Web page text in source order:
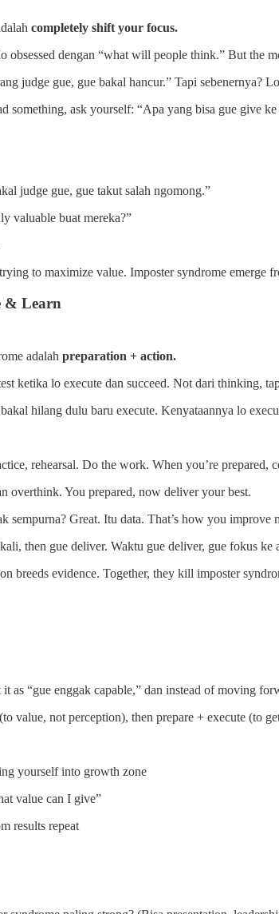
completely shift your focus.
obsessed dengan “what will people think.” But the
judge gue, gue bakal hancur.” Tapi sebenernya?
something, ask yourself: “Apa yang bisa gue give
judge gue, gue takut salah ngomong.”
valuable buat mereka?”
to maximize value. Imposter syndrome emerge
& Learn
adalah preparation + action.
ketika lo execute dan succeed. Not dari thinking,
hilang dulu baru execute. Kenyataannya lo
rehearsal. Do the work. When you’re prepared,
overthink. You prepared, now deliver your best.
sempurna? Great. Itu data. That’s how you improve
then gue deliver. Waktu gue deliver, gue fokus
breeds evidence. Together, they kill imposter
as “gue enggak capable,” dan instead of moving
value, not perception), then prepare + execute (to
yourself into growth zone
value can I give”
results repeat